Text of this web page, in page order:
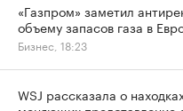
«Газпром» заметил
объему запасов газа в
Бизнес, 18:23
WSJ рассказала о